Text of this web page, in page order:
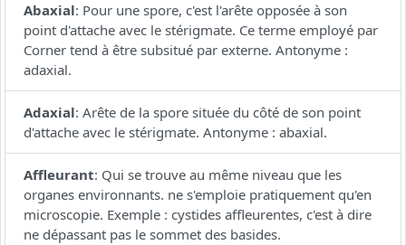
Abaxial: Pour une spore, c'est l'arête opposée à son
point d'attache avec le stérigmate. Ce terme employé par
Corner tend à être subsitué par externe. Antonyme :
adaxial.
Adaxial: Arête de la spore située du côté de son point
d'attache avec le stérigmate. Antonyme : abaxial.
Affleurant: Qui se trouve au même niveau que les
organes environnants. ne s'emploie pratiquement qu'en
microscopie. Exemple : cystides affleurentes, c'est à dire
ne dépassant pas le sommet des basides.